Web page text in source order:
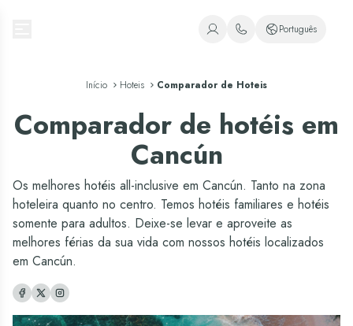
+52 998 240 7091
Português
Inglês
Português
Início Hoteis Comparador de Hoteis
Comparador de hotéis em
Cancún
Os melhores hotéis all-inclusive em Cancún. Tanto na zona
hoteleira quanto no centro. Temos hotéis familiares e hotéis
somente para adultos. Deixe-se levar e aproveite as
melhores férias da sua vida com nossos hotéis localizados
em Cancún.